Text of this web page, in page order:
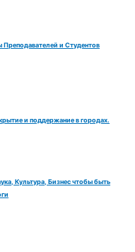
Преподавателей и Студентов
и поддержание в городах.
Культура, Бизнес чтобы быть